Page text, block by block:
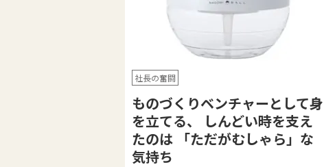
社長の奮闘
ものづくりベンチャーとして身
を立てる、 しんどい時を支え
たのは 「ただがむしゃら」な
気持ち